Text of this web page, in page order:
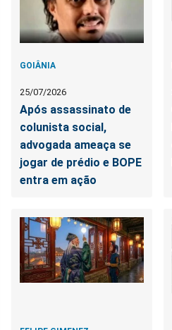
GOIÂNIA
25/07/2026
Após assassinato de
colunista social,
advogada ameaça se
jogar de prédio e BOPE
entra em ação